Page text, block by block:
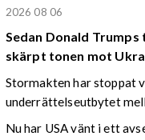
2026 08 06
Sedan Donald
skärpt tonen mot
Stormakten har stoppat
underrättelseutbytet
Nu har USA vänt i ett